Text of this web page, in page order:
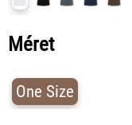
Méret
One Size